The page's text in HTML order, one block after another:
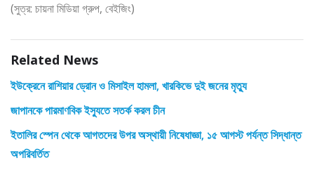
(সুত্র: চায়না মিডিয়া গ্রুপ, বেইজিং)
Related News
ইউক্রেনে রাশিয়ার ড্রোন ও মিসাইল হামলা, খারকিভে দুই জনের মৃত্যু
জাপানকে পারমাণবিক ইস্যুতে সতর্ক করল চীন
ইতালির স্পেন থেকে আগতদের উপর অস্থায়ী নিষেধাজ্ঞা, ১৫ আগস্ট পর্যন্ত সিদ্ধান্ত
অপরিবর্তিত